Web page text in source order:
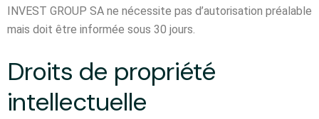
INVEST GROUP SA ne nécessite pas d’autorisation préalable
mais doit être informée sous 30 jours.
Droits de propriété
intellectuelle